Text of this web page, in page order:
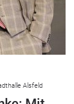
Alsfeld